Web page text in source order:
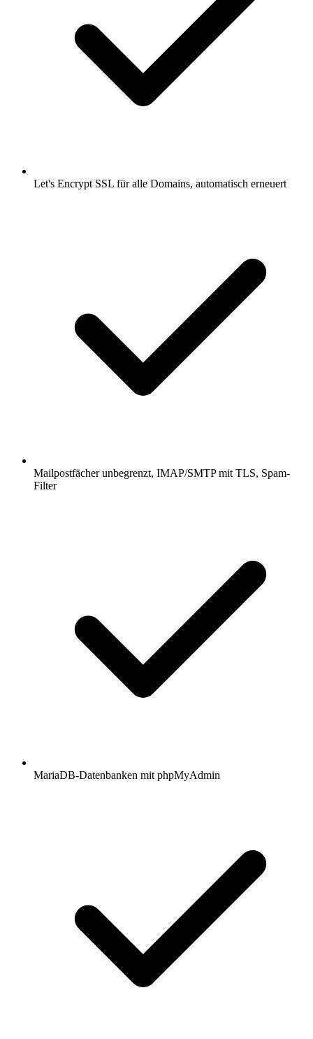
Let's Encrypt SSL für alle Domains, automatisch erneuert
Mailpostfächer unbegrenzt, IMAP/SMTP mit TLS, Spam-
Filter
MariaDB-Datenbanken mit phpMyAdmin